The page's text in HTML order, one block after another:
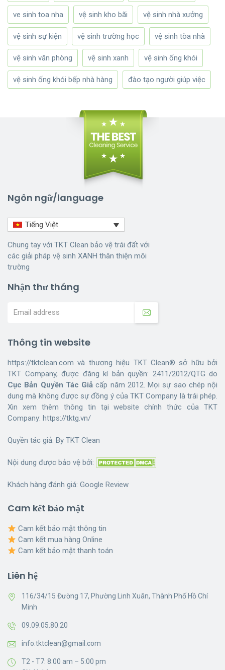
ve sinh toa nha vệ sinh kho bãi vệ sinh nhà xưởng
vệ sinh sự kiện vệ sinh trường học vệ sinh tòa nhà
vệ sinh văn phòng vệ sinh xanh vệ sinh ống khói
vệ sinh ống khói bếp nhà hàng đào tạo người giúp việc
Ngôn ngữ/language
Tiếng Việt
Chung tay với TKT Clean bảo vệ trái đất với
các giải pháp vệ sinh XANH thân thiện môi
trường
Nhận thư tháng
Thông tin website
https://tktclean.com và thương hiệu TKT Clean® sở hữu bởi
TKT Company, được đăng kí bản quyền: 2411/2012/QTG do
Cục Bản Quyền Tác Giả cấp năm 2012. Mọi sự sao chép nội
dung mà không được sự đồng ý của TKT Company là trái phép.
Xin xem thêm thông tin tại website chính thức của TKT
Company: https://tktg.vn/
Quyền tác giả: By TKT Clean
Nội dung được bảo vệ bởi:
Khách hàng đánh giá: Google Review
Cam kết bảo mật
Cam kết bảo mật thông tin
Cam kết mua hàng Online
Cam kết bảo mật thanh toán
Liên hệ
116/34/15 Đường 17, Phường Linh Xuân, Thành Phố Hồ Chí
Minh
09.09.05.80.20
info.tktclean@gmail.com
T2 - T7: 8:00 am – 5:00 pm